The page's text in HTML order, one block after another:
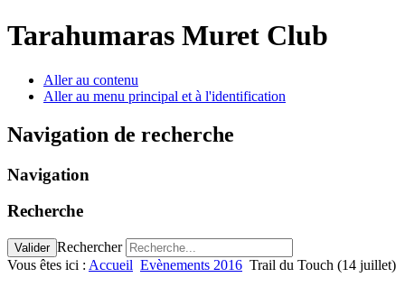
Tarahumaras Muret Club
Aller au contenu
Aller au menu principal et à l'identification
Navigation de recherche
Navigation
Recherche
Valider Rechercher
Vous êtes ici : Accueil Evènements 2016 Trail du Touch (14 juillet)